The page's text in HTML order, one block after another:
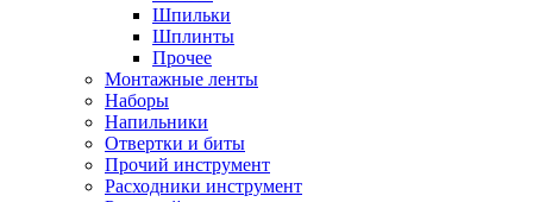
Шпильки
Шплинты
Прочее
Монтажные ленты
Наборы
Напильники
Отвертки и биты
Прочий инструмент
Расходники инструмент